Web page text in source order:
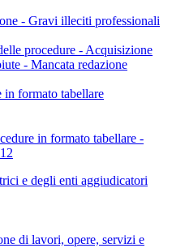
- Gravi illeciti professionali
procedure - Acquisizione
- Mancata redazione
formato tabellare
in formato tabellare -
e degli enti aggiudicatori
di lavori, opere, servizi e